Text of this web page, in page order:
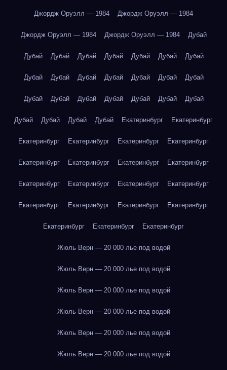
Джордж Оруэлл — 1984 Джордж Оруэлл — 1984
Джордж Оруэлл — 1984 Джордж Оруэлл — 1984 Дубай
Дубай Дубай Дубай Дубай Дубай Дубай Дубай
Дубай Дубай Дубай Дубай Дубай Дубай Дубай
Дубай Дубай Дубай Дубай Дубай Дубай Дубай
Дубай Дубай Дубай Дубай Екатеринбург Екатеринбург
Екатеринбург Екатеринбург Екатеринбург Екатеринбург
Екатеринбург Екатеринбург Екатеринбург Екатеринбург
Екатеринбург Екатеринбург Екатеринбург Екатеринбург
Екатеринбург Екатеринбург Екатеринбург Екатеринбург
Екатеринбург Екатеринбург Екатеринбург
Жюль Верн — 20 000 лье под водой
Жюль Верн — 20 000 лье под водой
Жюль Верн — 20 000 лье под водой
Жюль Верн — 20 000 лье под водой
Жюль Верн — 20 000 лье под водой
Жюль Верн — 20 000 лье под водой